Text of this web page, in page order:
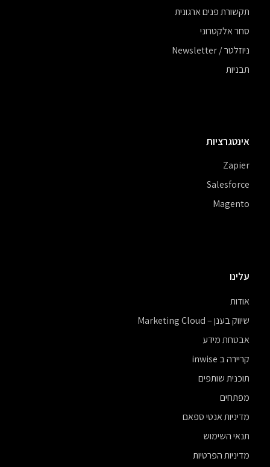
תקשורת פנים ארגונית
סחר אלקטרוני
ניוזלטר / Newsletter
תבניות
אינטגרציות
Zapier
Salesforce
Magento
עלינו
אודות
שיווק בענן – Marketing Cloud
אבטחת מידע
קריירה ב inwise
תוכנית שותפים
מפתחים
מדיניות אנטי ספאם
תנאי השימוש
מדיניות הפרטיות